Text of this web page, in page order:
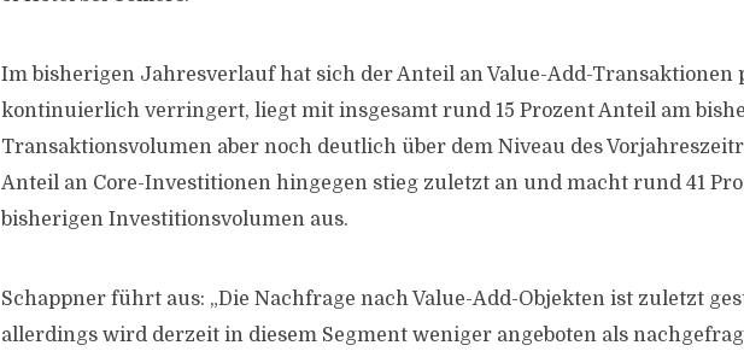
Im bisherigen Jahresverlauf hat sich der Anteil an Value-Add-Transaktionen
kontinuierlich verringert, liegt mit insgesamt rund 15 Prozent Anteil am
Transaktionsvolumen aber noch deutlich über dem Niveau des
Anteil an Core-Investitionen hingegen stieg zuletzt an und macht rund 41
bisherigen Investitionsvolumen aus.
Schappner führt aus: „Die Nachfrage nach Value-Add-Objekten ist zuletzt
allerdings wird derzeit in diesem Segment weniger angeboten als